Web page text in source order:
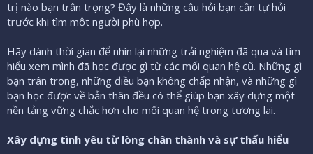
trị nào bạn trân trọng? Đây là những câu hỏi bạn cần tự hỏi
trước khi tìm một người phù hợp.
Hãy dành thời gian để nhìn lại những trải nghiệm đã qua và tìm
hiểu xem mình đã học được gì từ các mối quan hệ cũ. Những gì
bạn trân trọng, những điều bạn không chấp nhận, và những gì
bạn học được về bản thân đều có thể giúp bạn xây dựng một
nền tảng vững chắc hơn cho mối quan hệ trong tương lai.
Xây dựng tình yêu từ lòng chân thành và sự thấu hiểu